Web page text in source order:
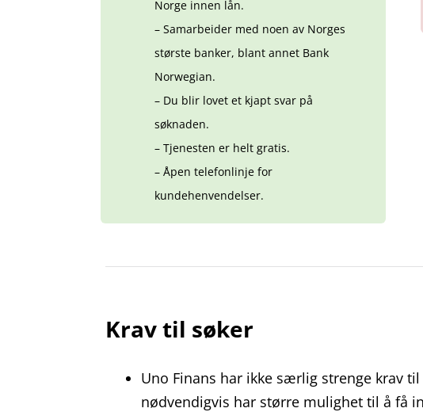
Norge innen lån.
– Samarbeider med noen av Norges
største banker, blant annet Bank
Norwegian.
– Du blir lovet et kjapt svar på
søknaden.
– Tjenesten er helt gratis.
– Åpen telefonlinje for
kundehenvendelser.
Krav til søker
Uno Finans har ikke særlig strenge krav
nødvendigvis har større mulighet til å få